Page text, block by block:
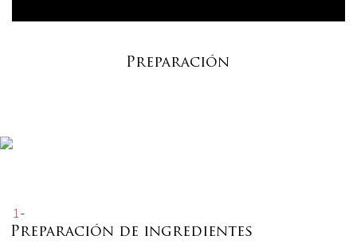
Preparación
1-
Preparación de ingredientes